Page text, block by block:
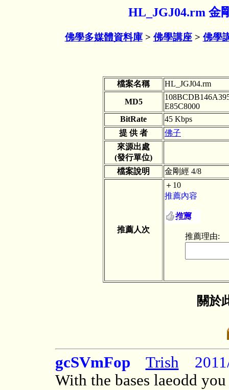
HL_JGJ04.rm 金
佛學多媒體資料庫> 佛學講座> 佛學
檔案名稱 HL_JGJ04.rm
MD5
E85C8000
BitRate
45 Kbps
提 供 者
佛子
來源出處
(發行單位)
檔案說明
金剛經 4/8
推薦人次
＋10
推薦內容
推薦理由:
關於
gcSVmFop Trish
With the bases laeodd